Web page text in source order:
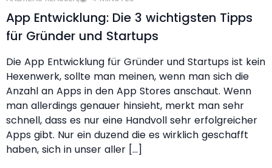
App Entwicklung: Die 3 wichtigsten Tipps
für Gründer und Startups
Die App Entwicklung für Gründer und Startups ist kein
Hexenwerk, sollte man meinen, wenn man sich die
Anzahl an Apps in den App Stores anschaut. Wenn
man allerdings genauer hinsieht, merkt man sehr
schnell, dass es nur eine Handvoll sehr erfolgreicher
Apps gibt. Nur ein duzend die es wirklich geschafft
haben, sich in unser aller […]